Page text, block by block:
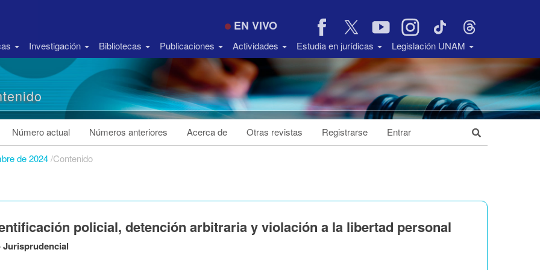
EN VIVO
Investigación Bibliotecas Publicaciones Actividades Estudia en jurídicas Legislación UNAM
Número actual Números anteriores Acerca de Otras revistas Registrarse Entrar
de 2024/Contenido
policial, detención arbitraria y violación a la libertad personal
Jurisprudencial